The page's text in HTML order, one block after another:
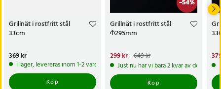
- Material: Fiberduk med PTFE-beläggning
- Färg: Svart
- Antal: 2 st
Artikelnummer:
Grillnät i rostfritt stål
33cm
Pris:369 kr
369 kr
I lager, levereras inom 1-2 vardagar
Köp
-54%
Grillnät i rostfritt stål
Φ295mm
Nuvarande pris
299 krTidigare pris:649 kr
299 kr 649 kr
Just nu har vi bara 2 kvar av denna
Köp